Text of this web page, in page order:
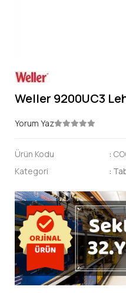
Weller 9200UC3
Yorum Yaz
Ürün Kodu :
Kategori
: